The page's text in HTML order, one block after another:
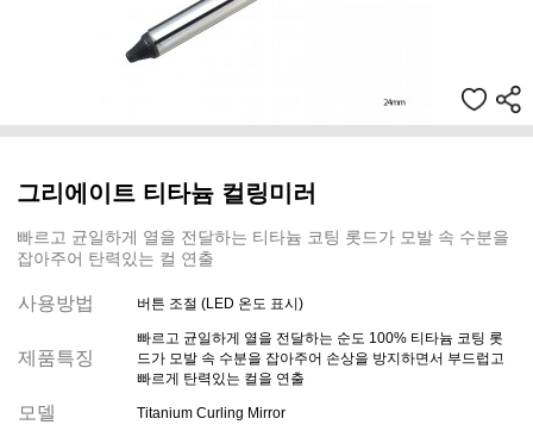
그리에이트 티타늄 컬링미러
빠르고 균일하게 열을 전달하는 티타늄 코팅 롯드가 모발 속 수분을
잡아주어 탄력있는 컬 연출
사용방법 버튼 조절 (LED 온도 표시)
제품특징
빠르고 균일하게 열을 전달하는 순도 100% 티타늄 코팅 롯
드가 모발 속 수분을 잡아주어 손상을 방지하면서 부드럽고
빠르게 탄력있는 컬을 연출
모델 Titanium Curling Mirror